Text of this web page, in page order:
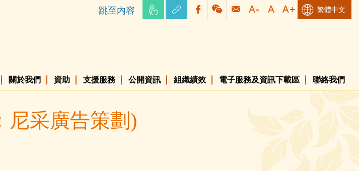
跳至内容 繁體中文
關於我們 資助 支援服務 公開資訊 組織績效 電子服務及資訊下載區 聯絡我們
尼采廣告策劃)